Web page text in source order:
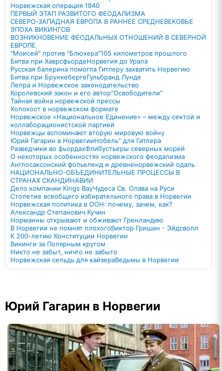
Норвежская операция 1940
ПЕРВЫЙ ЭТАП РАЗВИТОГО ФЕОДАЛИЗМА
СЕВЕРО-ЗАПАДНАЯ ЕВРОПА В РАННЕЕ СРЕДНЕВЕКОВЬЕ
ЭПОХА ВИКИНГОВ
ВОЗНИКНОВЕНИЕ ФЕОДАЛЬНЫХ ОТНОШЕНИЙ В СЕВЕРНОЙ
ЕВРОПЕ
"Моисей" против "Блюхера"105 километров прошлого
Битва при ХаврсфьордеНорвегия до Урала
Русская балерина помогла Гитлеру захватить Норвегию
Битва при БрункебергеГульбранд Лунде
Лепра и Норвежское законодательство
Королевский закон и его автор"Освободители"
Тайная война норвежской прессы
Холокост в норвежском формате
Норвежское «Национальное Единение» – между сектой и
коллаборационистской партией
Норвежцы вспоминают вторую мировую войну
Юрий Гагарин в НорвегииНобель" для Гитлера
Разведчики во фьордахФлибустьеры северных морей
О некоторых особенностях норвежского феодализма
Англосаксонский фолькленд и древненорвежский одаль
НАЦИОНАЛЬНО-ОБЪЕДИНИТЕЛЬНЫЕ ПРОЦЕССЫ В
СТРАНАХ СКАНДИНАВИИ
Дело компании Kings BayЧудеса Св. Олава на Руси
Столетие всеобщего избирательного права в Норвегии
Норвежская политика в ООН: почему, зачем, как?
Александр Степанович Кучин
Норманны открывают и обживают Гренландию
В Норвегии не помнят плохогоВиктор Гришин - Эйдсволл
К 200-летию Конституции Норвегии
Викинги за Полярным кругом
Никто не забыт, ничто не забыто
Норвежская сельдь для кайзераВедьмы в Норвегии
Юрий Гагарин в Норвегии